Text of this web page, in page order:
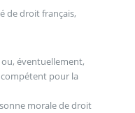
de droit français,
éventuellement,
compétent pour la
morale de droit